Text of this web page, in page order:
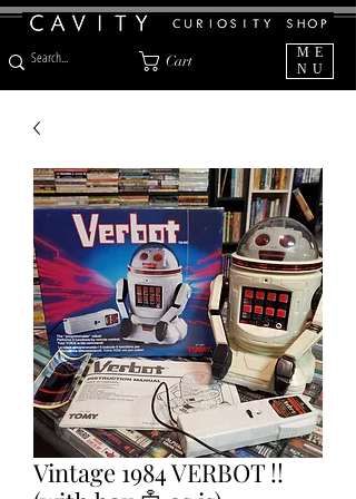
Cart
ME
NU
Vintage 1984 VERBOT !!